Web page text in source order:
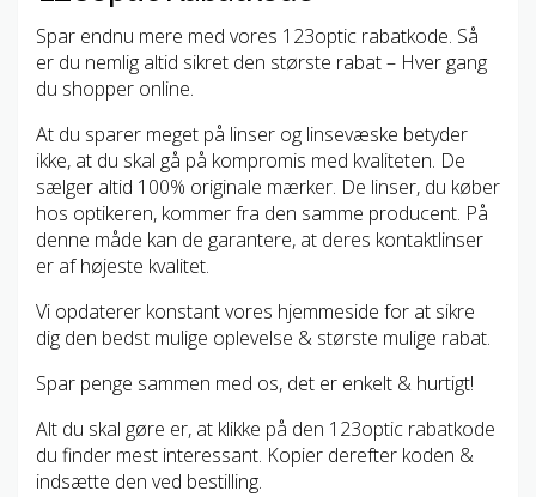
Spar endnu mere med vores 123optic rabatkode. Så
er du nemlig altid sikret den største rabat – Hver gang
du shopper online.
At du sparer meget på linser og linsevæske betyder
ikke, at du skal gå på kompromis med kvaliteten. De
sælger altid 100% originale mærker. De linser, du køber
hos optikeren, kommer fra den samme producent. På
denne måde kan de garantere, at deres kontaktlinser
er af højeste kvalitet.
Vi opdaterer konstant vores hjemmeside for at sikre
dig den bedst mulige oplevelse & største mulige rabat.
Spar penge sammen med os, det er enkelt & hurtigt!
Alt du skal gøre er, at klikke på den 123optic rabatkode
du finder mest interessant. Kopier derefter koden &
indsætte den ved bestilling.